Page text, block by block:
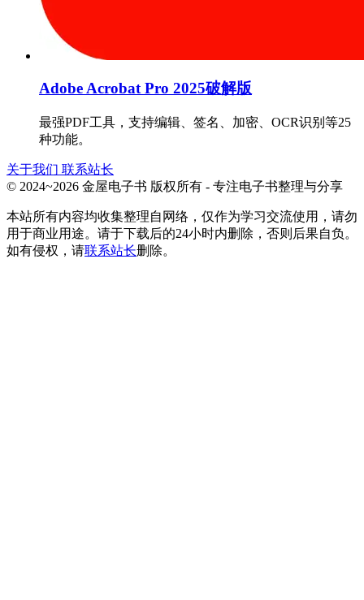
Adobe Acrobat Pro 2025破解版
最强PDF工具，支持编辑、签名、加密、OCR识别等25
种功能。
关于我们 联系站长
© 2024~2026 金屋电子书 版权所有 - 专注电子书整理与分享
本站所有内容均收集整理自网络，仅作为学习交流使用，请勿
用于商业用途。请于下载后的24小时内删除，否则后果自负。
如有侵权，请联系站长删除。